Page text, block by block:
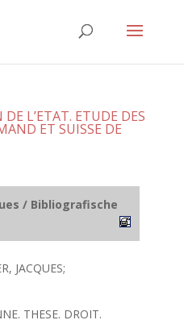
L’ETAT. ETUDE DES
ET SUISSE DE
/ Bibliografische
JACQUES;
THESE. DROIT.